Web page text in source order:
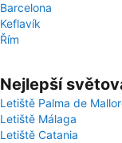
Barcelona
Keflavík
Řím
Nejlepší
Letiště Palma de
Letiště Málaga
Letiště Catania